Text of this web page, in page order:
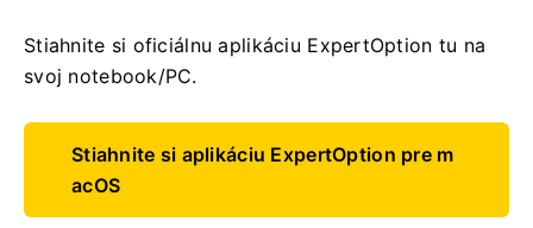
Stiahnite si oficiálnu aplikáciu ExpertOption tu na
svoj notebook/PC.
Stiahnite si aplikáciu ExpertOption pre m
acOS